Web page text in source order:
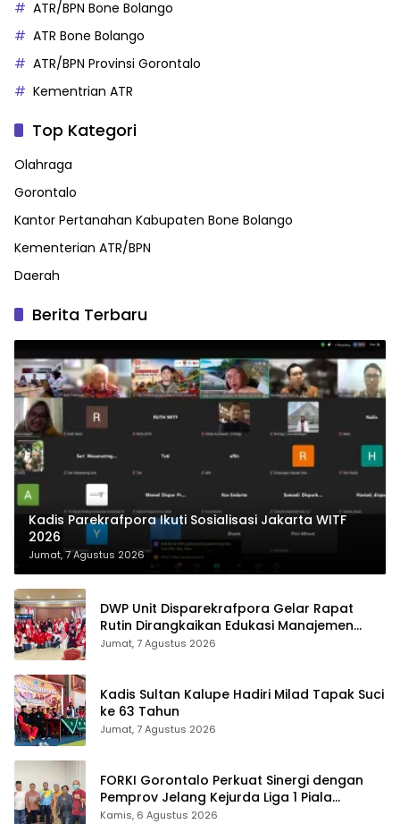
ATR/BPN Bone Bolango
ATR Bone Bolango
ATR/BPN Provinsi Gorontalo
Kementrian ATR
Top Kategori
Olahraga
Gorontalo
Kantor Pertanahan Kabupaten Bone Bolango
Kementerian ATR/BPN
Daerah
Berita Terbaru
Kadis Parekrafpora Ikuti Sosialisasi Jakarta WITF
2026
Jumat, 7 Agustus 2026
DWP Unit Disparekrafpora Gelar Rapat
Rutin Dirangkaikan Edukasi Manajemen
Stres
Jumat, 7 Agustus 2026
Kadis Sultan Kalupe Hadiri Milad Tapak Suci
ke 63 Tahun
Jumat, 7 Agustus 2026
FORKI Gorontalo Perkuat Sinergi dengan
Pemprov Jelang Kejurda Liga 1 Piala
Gubernur 2026
Kamis, 6 Agustus 2026